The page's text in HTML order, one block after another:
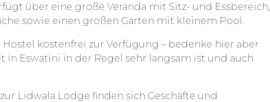
über eine große Veranda mit Sitz- und Essbereich,
sowie einen großen Garten mit kleinem Pool.
kostenfrei zur Verfügung – bedenke hier aber
in Eswatini in der Regel sehr langsam ist und auch
Lidwala Lodge finden sich Geschäfte und